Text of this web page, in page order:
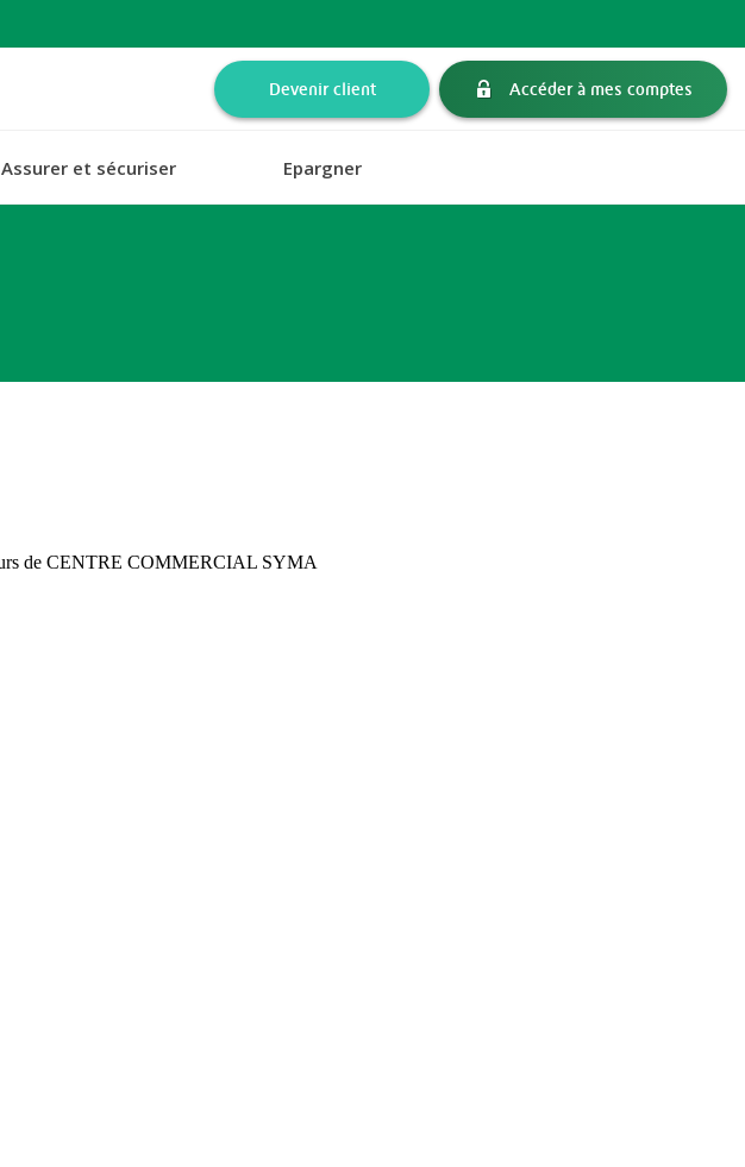
Devenir client Accéder à mes comptes
Assurer et sécuriser Epargner